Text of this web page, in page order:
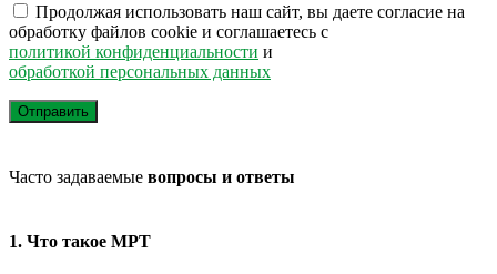
Продолжая использовать наш сайт, вы даете согласие на
обработку файлов cookie и соглашаетесь с
политикой конфиденциальности и
обработкой персональных данных
Часто задаваемые вопросы и ответы
1. Что такое МРТ